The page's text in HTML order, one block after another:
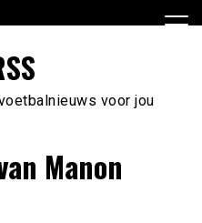
voor jou
Manon